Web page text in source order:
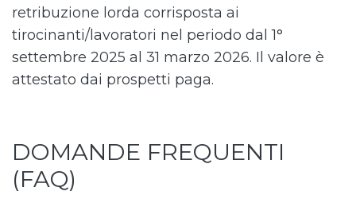
retribuzione lorda corrisposta ai
tirocinanti/lavoratori nel periodo dal 1°
settembre 2025 al 31 marzo 2026. Il valore è
attestato dai prospetti paga.
DOMANDE FREQUENTI
(FAQ)